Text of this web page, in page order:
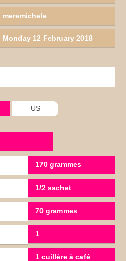
meremichele
Monday 12 February 2018
US
170 grammes
1/2 sachet
70 grammes
1
1 cuillère à café